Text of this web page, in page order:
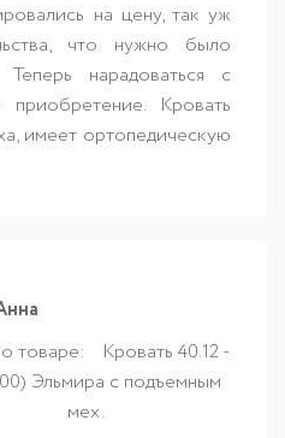
на цену, так уж
что нужно было
нарадоваться с
Кровать
имеет ортопедическую
товаре:
Кровать 40.12 -
Эльмира с подъемным
мех.